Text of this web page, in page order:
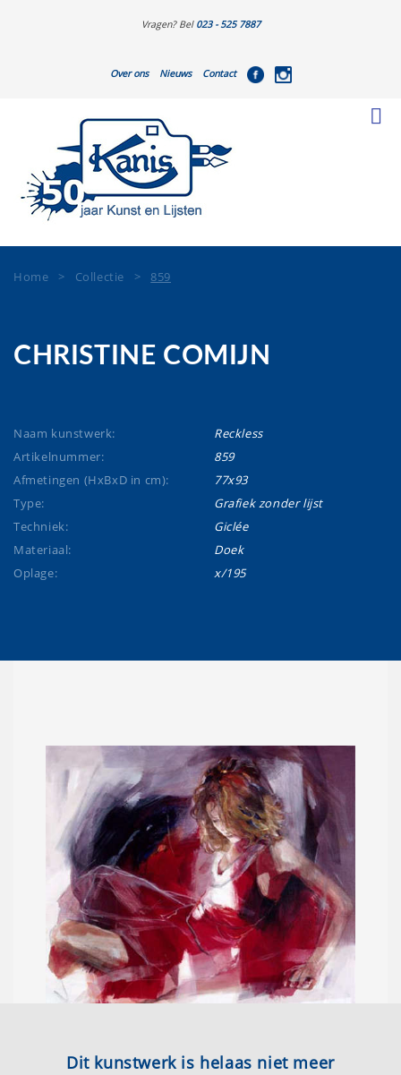
Vragen? Bel 023 - 525 7887
Over ons Nieuws Contact
Home > Collectie > 859
CHRISTINE COMIJN
Naam kunstwerk:
Reckless
Artikelnummer:
859
Afmetingen (HxBxD in cm):
77x93
Type:
Grafiek zonder lijst
Techniek:
Giclée
Materiaal:
Doek
Oplage:
x/195
Dit kunstwerk is helaas niet meer